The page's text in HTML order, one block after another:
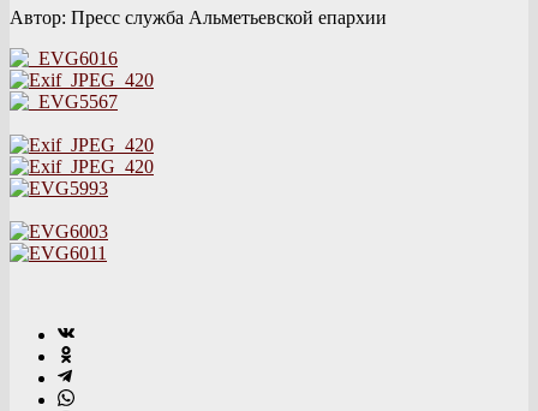
Автор: Пресс служба Альметьевской епархии